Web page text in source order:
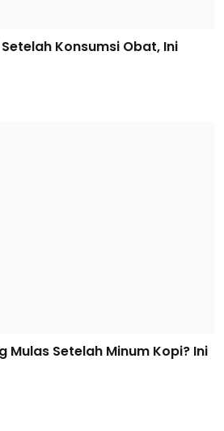
Konsumsi Obat, Ini
Mulas Setelah Minum Kopi? Ini